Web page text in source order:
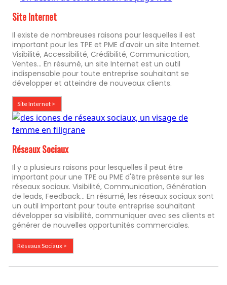
Site Internet
Il existe de nombreuses raisons pour lesquelles il est
important pour les TPE et PME d'avoir un site Internet.
Visibilité, Accessibilité, Crédibilité, Communication,
Ventes... En résumé, un site Internet est un outil
indispensable pour toute entreprise souhaitant se
développer et atteindre de nouveaux clients.
Site Internet >
Réseaux Sociaux
Il y a plusieurs raisons pour lesquelles il peut être
important pour une TPE ou PME d'être présente sur les
réseaux sociaux. Visibilité, Communication, Génération
de leads, Feedback... En résumé, les réseaux sociaux sont
un outil important pour toute entreprise souhaitant
développer sa visibilité, communiquer avec ses clients et
générer de nouvelles opportunités commerciales.
Réseaux Sociaux >